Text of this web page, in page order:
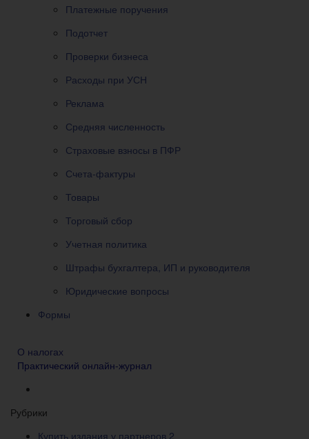
Платежные поручения
Подотчет
Проверки бизнеса
Расходы при УСН
Реклама
Средняя численность
Страховые взносы в ПФР
Счета-фактуры
Товары
Торговый сбор
Учетная политика
Штрафы бухгалтера, ИП и руководителя
Юридические вопросы
Формы
О налогах
Практический онлайн-журнал
Рубрики
Купить издания у партнеров 2